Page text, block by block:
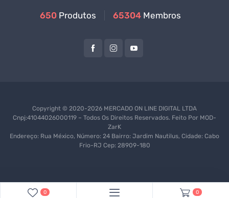
650 Produtos 65304 Membros
Copyright © 2020-2026 MERCADO ON LINE DIGITAL LTDA
Cnpj:41044026000119 – Todos Os Direitos Reservados. Feito Por MOD-
ZarK
Endereço: Rua México, Número: 24 Bairro: Jardim Nautilus, Cidade: Cabo
Frio-RJ Cep: 28909-180
0 0